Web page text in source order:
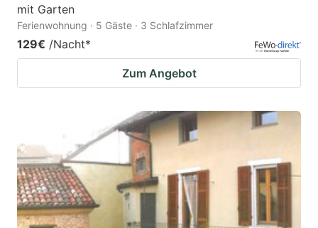
mit Garten
Ferienwohnung · 5 Gäste · 3 Schlafzimmer
129€ /Nacht*
Zum Angebot